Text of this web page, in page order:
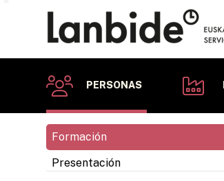
PERSONAS
Formación
Presentación